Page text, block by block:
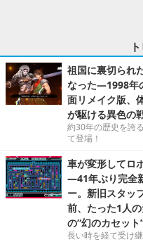
祖国に裏切られ
なった―1998年
面リメイク版、
が駆ける異色の
約30年の歴史を誇
て登場！
車が変形してロ
―41年ぶり完全
ー。新旧スタッ
前、たった1人
の“幻のカセット
長い時を経て受け